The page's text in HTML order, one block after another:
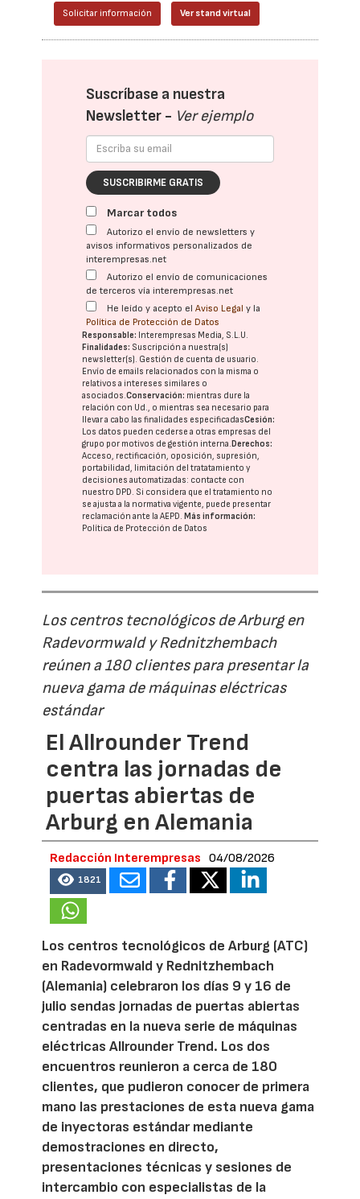
Solicitar información Ver stand virtual
Suscríbase a nuestra
Newsletter - Ver ejemplo
SUSCRIBIRME GRATIS
Marcar todos
Autorizo el envío de newsletters y
avisos informativos personalizados de
interempresas.net
Autorizo el envío de comunicaciones
de terceros vía interempresas.net
He leído y acepto elAviso Legal y la
Política de Protección de Datos
Responsable: Interempresas Media, S.L.U.
Finalidades: Suscripción a nuestra(s)
newsletter(s). Gestión de cuenta de usuario.
Envío de emails relacionados con la misma o
relativos a intereses similares o
asociados.Conservación: mientras dure la
relación con Ud., o mientras sea necesario para
llevar a cabo las finalidades especificadasCesión:
Los datos pueden cederse a otras empresas del
grupo por motivos de gestión interna.Derechos:
Acceso, rectificación, oposición, supresión,
portabilidad, limitación del tratatamiento y
decisiones automatizadas: contacte con
nuestro DPD. Si considera que el tratamiento no
se ajusta a la normativa vigente, puede presentar
reclamación ante laAEPD.Más información:
Política de Protección de Datos
Los centros tecnológicos de Arburg en
Radevormwald y Rednitzhembach
reúnen a 180 clientes para presentar la
nueva gama de máquinas eléctricas
estándar
El Allrounder Trend
centra las jornadas de
puertas abiertas de
Arburg en Alemania
Redacción Interempresas 04/08/2026
1821
Los centros tecnológicos de Arburg (ATC)
en Radevormwald y Rednitzhembach
(Alemania) celebraron los días 9 y 16 de
julio sendas jornadas de puertas abiertas
centradas en la nueva serie de máquinas
eléctricas Allrounder Trend. Los dos
encuentros reunieron a cerca de 180
clientes, que pudieron conocer de primera
mano las prestaciones de esta nueva gama
de inyectoras estándar mediante
demostraciones en directo,
presentaciones técnicas y sesiones de
intercambio con especialistas de la